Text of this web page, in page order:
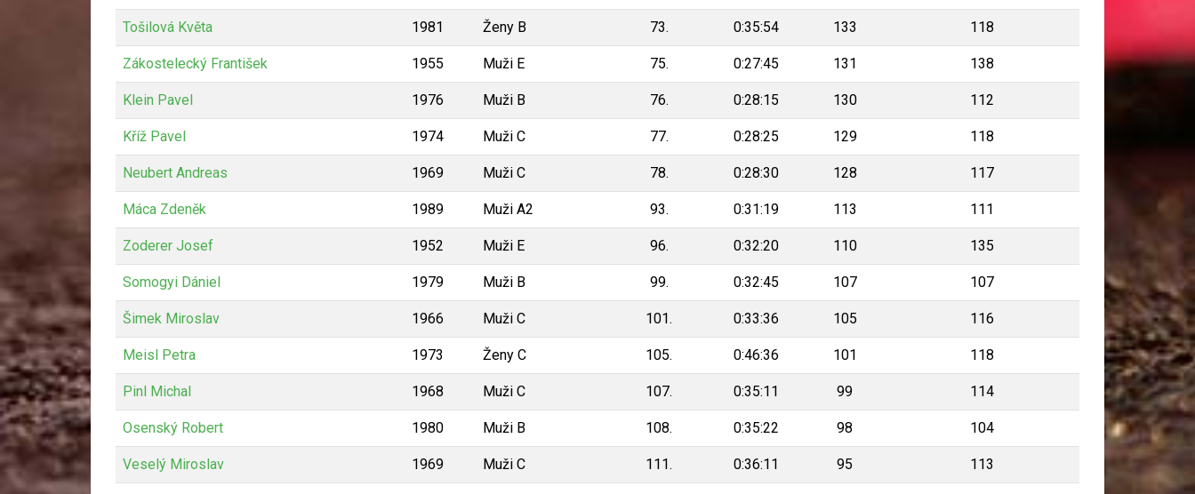
Tošilová Květa 1981 Ženy B 73. 0:35:54 133 118
Zákostelecký František 1955 Muži E 75. 0:27:45 131 138
Klein Pavel 1976 Muži B 76. 0:28:15 130 112
Kříž Pavel 1974 Muži C 77. 0:28:25 129 118
Neubert Andreas 1969 Muži C 78. 0:28:30 128 117
Máca Zdeněk 1989 Muži A2 93. 0:31:19 113 111
Zoderer Josef 1952 Muži E 96. 0:32:20 110 135
Somogyi Dániel 1979 Muži B 99. 0:32:45 107 107
Šimek Miroslav 1966 Muži C 101. 0:33:36 105 116
Meisl Petra 1973 Ženy C 105. 0:46:36 101 118
Pinl Michal 1968 Muži C 107. 0:35:11 99 114
Osenský Robert 1980 Muži B 108. 0:35:22 98 104
Veselý Miroslav 1969 Muži C 111. 0:36:11 95 113